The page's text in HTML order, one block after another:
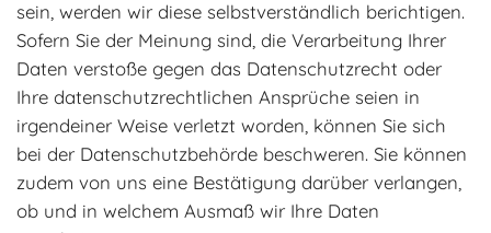
sein, werden wir diese selbstverständlich berichtigen.
Sofern Sie der Meinung sind, die Verarbeitung Ihrer
Daten verstoße gegen das Datenschutzrecht oder
Ihre datenschutzrechtlichen Ansprüche seien in
irgendeiner Weise verletzt worden, können Sie sich
bei der Datenschutzbehörde beschweren. Sie können
zudem von uns eine Bestätigung darüber verlangen,
ob und in welchem Ausmaß wir Ihre Daten